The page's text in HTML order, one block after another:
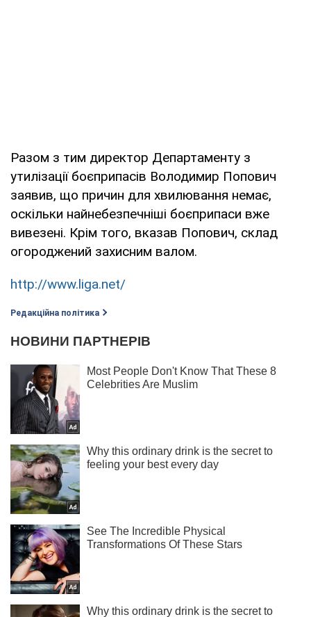
Разом з тим директор Департаменту з
утилізації боєприпасів Володимир Попович
заявив, що причин для хвилювання немає,
оскільки найнебезпечніші боєприпаси вже
вивезені. Крім того, вказав Попович, склад
огороджений захисним валом.
http://www.liga.net/
Редакційна політика